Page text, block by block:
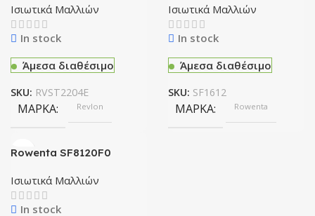
Ισιωτικά Μαλλιών
In stock
Άμεσα διαθέσιμο
SKU: RVST2204E
ΜΆΡΚΑ Revlon
Ισιωτικά Μαλλιών
In stock
Άμεσα διαθέσιμο
SKU: SF1612
ΜΆΡΚΑ Rowenta
Rowenta SF8120F0
Thermocare Ισιωτική
μαλλιών
Ισιωτικά Μαλλιών
In stock